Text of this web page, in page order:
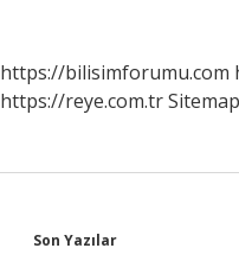
https://bilisimforumu.com
https://reye.com.trSitemap
Sidebar
Son Yazılar